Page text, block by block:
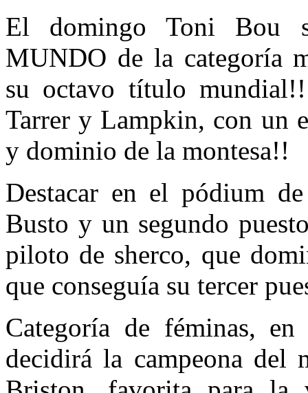
El domingo Toni Bou
MUNDO de la categoría
su octavo título
Tarrer y Lampkin, con un
y dominio de la montesa!!
Destacar en el pódium
Busto y un segundo
piloto de sherco, que
que conseguía su tercer
Categoría de féminas,
decidirá la campeona del